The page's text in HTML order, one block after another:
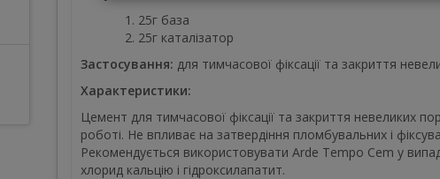
25г база
25г каталізатор
Застосування: для тимчасової фіксації та закриття
Характеристики:
Цемент для тимчасової фіксації та закриття невеликих
роботі. Не впливає на затвердіння пломбувальних і
Рекомендується використовувати Arde Tempo Cem у
хлорид кальцію і гідроксилапатит.